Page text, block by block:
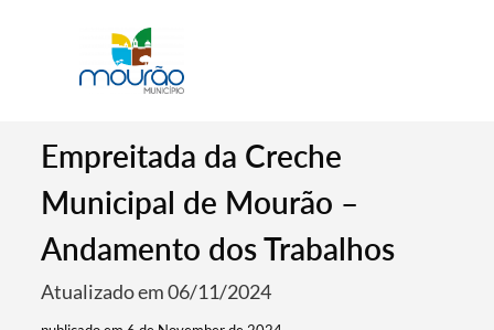
Empreitada da Creche
Municipal de Mourão –
Andamento dos Trabalhos
Atualizado em 06/11/2024